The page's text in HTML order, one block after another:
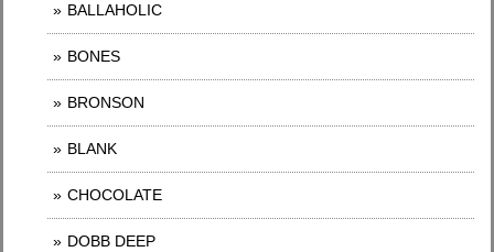
BALLAHOLIC
BONES
BRONSON
BLANK
CHOCOLATE
DOBB DEEP